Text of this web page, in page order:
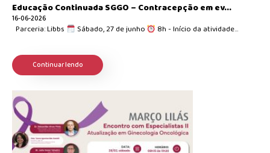
Educação Continuada SGGO – Contracepção em ev...
16-06-2026
Parceria: Libbs Sábado, 27 de junho 8h - Início da atividade...
Continuar lendo